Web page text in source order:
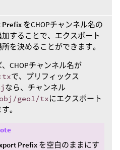
Prefix をCHOPチャンネル名の
することで、エクスポート
を決めることができます。
CHOPチャンネル名が
で、プリフィックス
なら、チャンネル
geo1/txにエクスポート
。
Prefix を空白のままにす